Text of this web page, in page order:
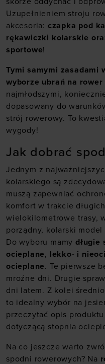
Uzupełnieniem stroju
akcesoria: czapka pod
rękawiczki kolarskie
sportowe!
Tymi samymi zasadami
wyborze ubrań na
najmłodszymi,
dopasowany do
strój rowerowy. To
wygody!
Jak dobrać
Jednym z
kolarskiego są
muszą zapewniać
komfort w trakcie
wielokilometrowe trasy,
porządny, kolarski
Do wyboru mamydługie
ocieplane, lekko- i
ocieplane. Te pierwsze
mroźne dni. Drugie
dni latem. Z kolei
to idealny wybór na
przeczytać opis
dotyczącą stopnia
Na co jeszcze warto
spodni rowerowych? Na